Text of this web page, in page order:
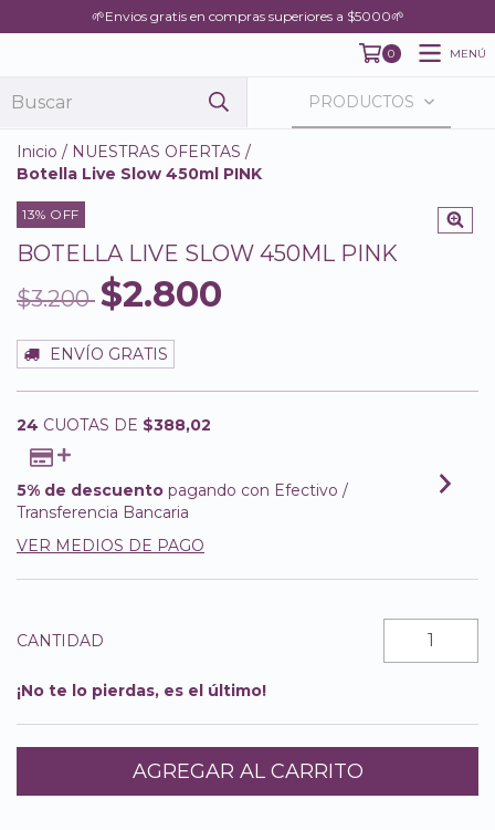
🌱Envios gratis en compras superiores a $5000🌱
0 MENÚ
PRODUCTOS
Inicio / NUESTRAS OFERTAS /
Botella Live Slow 450ml PINK
13% OFF
BOTELLA LIVE SLOW 450ML PINK
$3.200 $2.800
ENVÍO GRATIS
24 CUOTAS DE $388,02
5% de descuento pagando con Efectivo /
Transferencia Bancaria
VER MEDIOS DE PAGO
CANTIDAD
¡No te lo pierdas, es el último!